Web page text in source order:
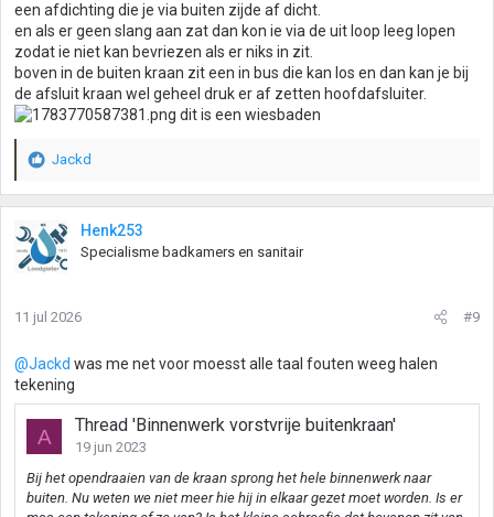
een afdichting die je via buiten zijde af dicht.
en als er geen slang aan zat dan kon ie via de uit loop leeg lopen
zodat ie niet kan bevriezen als er niks in zit.
boven in de buiten kraan zit een in bus die kan los en dan kan je bij
de afsluit kraan wel geheel druk er af zetten hoofdafsluiter.
dit is een wiesbaden
W
a
r
d
e
n
e
n
:
Jackd
Henk253
Specialisme badkamers en sanitair
11 jul 2026 #9
@Jackd was me net voor moesst alle taal fouten weeg halen
tekening
A
Thread 'Binnenwerk vorstvrije buitenkraan'
19 jun 2023
Bij het opendraaien van de kraan sprong het hele binnenwerk naar
buiten. Nu weten we niet meer hie hij in elkaar gezet moet worden. Is er